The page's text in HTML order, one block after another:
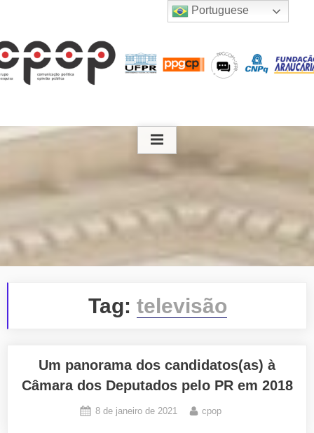
content
Tag: televisão
Um panorama dos candidatos(as) à
Câmara dos Deputados pelo PR em 2018
Posted
8 de janeiro de 2021 By
cpop
Portuguese